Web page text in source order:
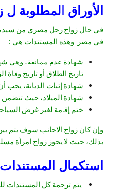
الأوراق المطلوبة
في حال زواج رجل مصري من سيدة
في مصر وهذه المستندات هي :
شهادة عدم ممانعة، وهي
تاريخ الطلاق أو تاريخ
شهادة إثبات الديانة، يجب
شهادة الميلاد، حيث تتضمن
ختم إقامة لغير غرض
وإن كان زواج الاجانب سوف يتم
بذلك، حيث لا يجوز زواج امرأة
استكمال
يتم ترجمة كل المستندات